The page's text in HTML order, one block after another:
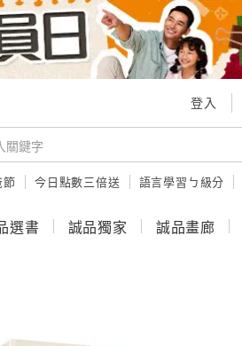
登入
節 今日點數三倍送 語言學習ㄅ級分
選書 誠品獨家 誠品畫廊